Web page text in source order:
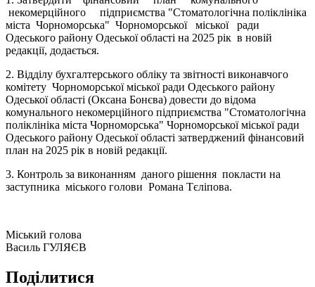
некомерційного підприємства "Стоматологічна поліклініка
міста Чорноморська" Чорноморської міської ради
Одеського району Одеської області на 2025 рік в новій
редакції, додається.
2. Відділу бухгалтерського обліку та звітності виконавчого
комітету Чорноморської міської ради Одеського району
Одеської області (Оксана Бонєва) довести до відома
комунального некомерційного підприємства "Стоматологічна
поліклініка міста Чорноморська" Чорноморської міської ради
Одеського району Одеської області затверджений фінансовий
план на 2025 рік в новій редакції.
3. Контроль за виконанням даного рішення покласти на
заступника міського голови Романа Тєліпова.
Міський голова
Василь ГУЛЯЄВ
Поділитися